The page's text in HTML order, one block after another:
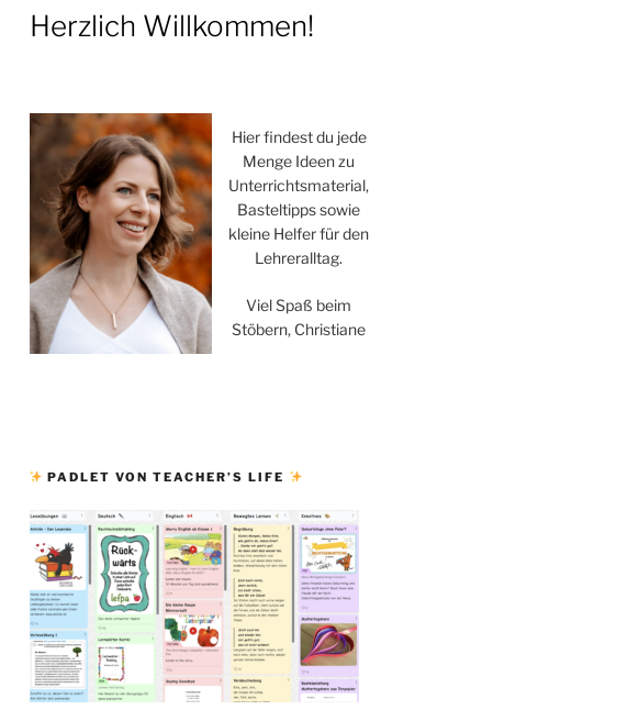
Herzlich Willkommen!
Hier findest du jede
Menge Ideen zu
Unterrichtsmaterial,
Basteltipps sowie
kleine Helfer für den
Lehreralltag.
Viel Spaß beim
Stöbern, Christiane
PADLET VON TEACHER’S LIFE